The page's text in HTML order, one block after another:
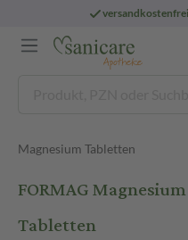
versandkostenfrei
Magnesium Tabletten
FORMAG
Tabletten